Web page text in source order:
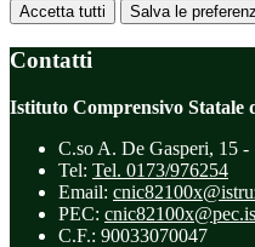
Accetta tutti Salva le
Contatti
Istituto Comprensivo Statale
C.so A. De Gasperi, 15
Tel: Tel. 0173/976254
Email:
PEC:
C.F.: 90033070047